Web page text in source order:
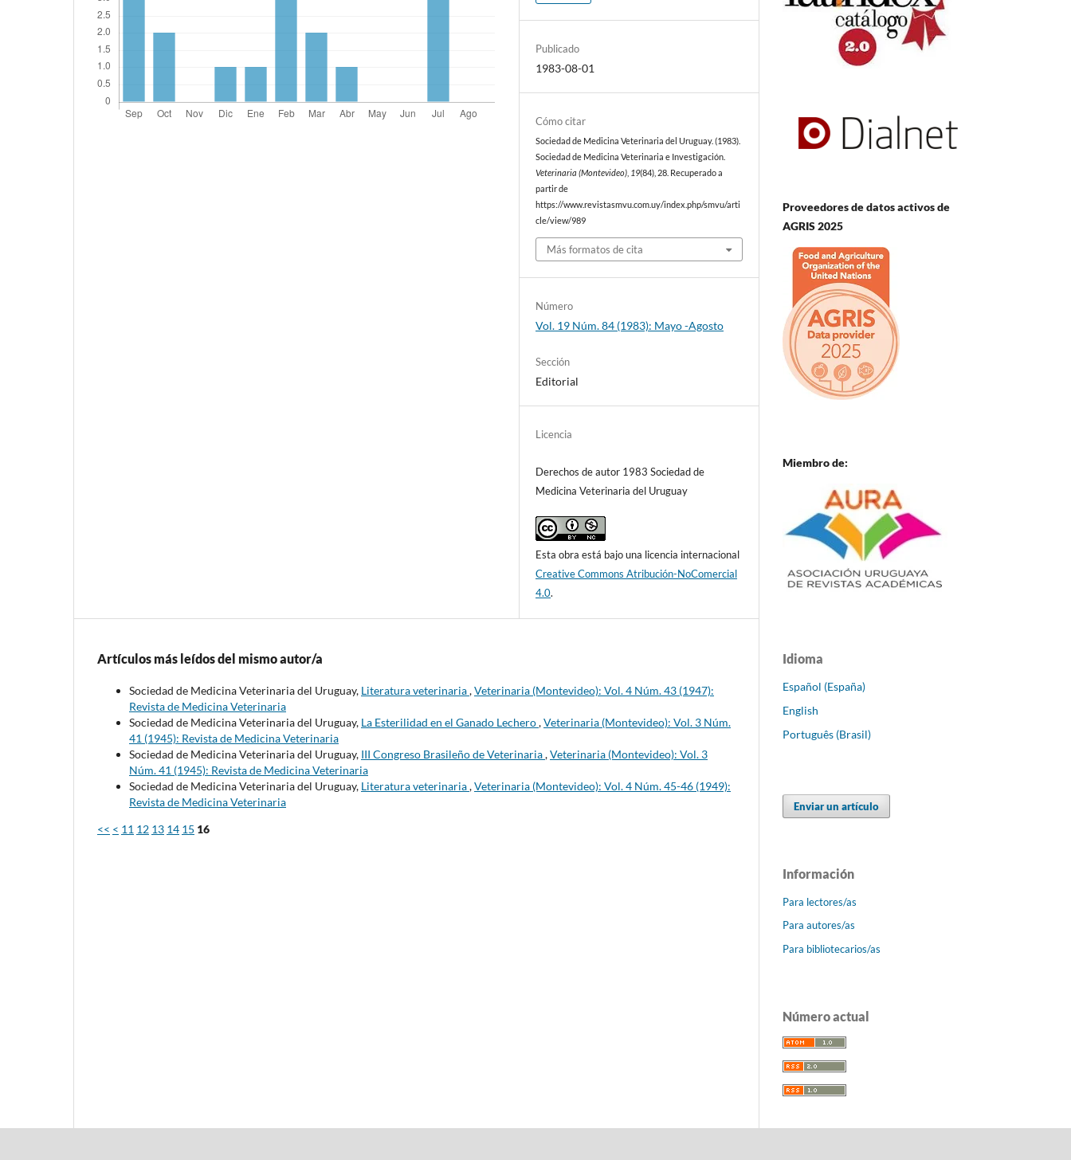
Publicado
1983-08-01
Cómo citar
Sociedad de Medicina Veterinaria del Uruguay. (1983).
Sociedad de Medicina Veterinaria e Investigación.
Veterinaria (Montevideo) 19(84), 28. Recuperado a
partir de
https://www.revistasmvu.com.uy/index.php/smvu/arti
cle/view/989
Más formatos de cita
Número
Vol. 19 Núm. 84 (1983): Mayo -Agosto
Sección
Editorial
Licencia
Derechos de autor 1983 Sociedad de
Medicina Veterinaria del Uruguay
Esta obra está bajo una licencia internacional
Creative Commons Atribución-NoComercial
4.0.
Artículos más leídos del mismo autor/a
Sociedad de Medicina Veterinaria del Uruguay, Literatura veterinaria,Veterinaria (Montevideo): Vol. 4 Núm. 43 (1947):
Revista de Medicina Veterinaria
Sociedad de Medicina Veterinaria del Uruguay, La Esterilidad en el Ganado Lechero,Veterinaria (Montevideo): Vol. 3 Núm.
41 (1945): Revista de Medicina Veterinaria
Sociedad de Medicina Veterinaria del Uruguay, III Congreso Brasileño de Veterinaria,Veterinaria (Montevideo): Vol. 3
Núm. 41 (1945): Revista de Medicina Veterinaria
Sociedad de Medicina Veterinaria del Uruguay, Literatura veterinaria,Veterinaria (Montevideo): Vol. 4 Núm. 45-46 (1949):
Revista de Medicina Veterinaria
<< < 11 12 13 14 15 16
Proveedores de datos activos de
AGRIS 2025
Miembro de:
Idioma
Español (España)
English
Português (Brasil)
Enviar un artículo
Información
Para lectores/as
Para autores/as
Para bibliotecarios/as
Número actual